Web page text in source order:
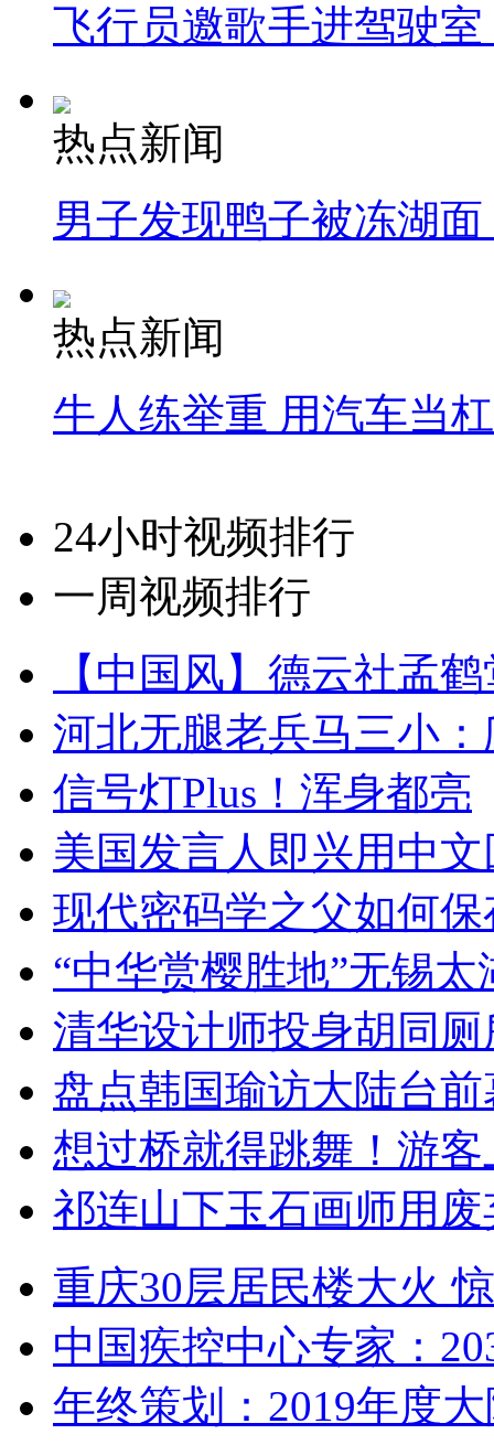
飞行员邀歌手进驾驶
热点新闻
男子发现鸭子被冻湖
热点新闻
牛人练举重 用汽车当
24小时视频排行
一周视频排行
【中国风】德云社孟
河北无腿老兵马三小
信号灯Plus！浑身都亮
美国发言人即兴用中
现代密码学之父如何
“中华赏樱胜地”无锡
清华设计师投身胡同
盘点韩国瑜访大陆台
想过桥就得跳舞！游客
祁连山下玉石画师用
重庆30层居民楼大火
中国疾控中心专家：
年终策划：2019年度